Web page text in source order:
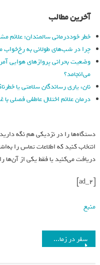
آخرین مطالب
خطر خوددرمانی سالمندان: علائم
چرا در شب‌های طولانی به رخ‌خواب
وضعیت بحرانی پروازهای هوایی
می‌انجامد؟
نان، یاری رساندگان سلامتی یا
درمان علائم اختلال عاطفی فصلی
انتخاب کنید که اطلاعات تماس را
دریافت می‌کنید یا فقط یکی از آن‌ها
منبع
سفر در زمان؛ چگونه تغییر گذشته می‌تواند به پیامدهای جبران‌ناپذیر بینجامد؟